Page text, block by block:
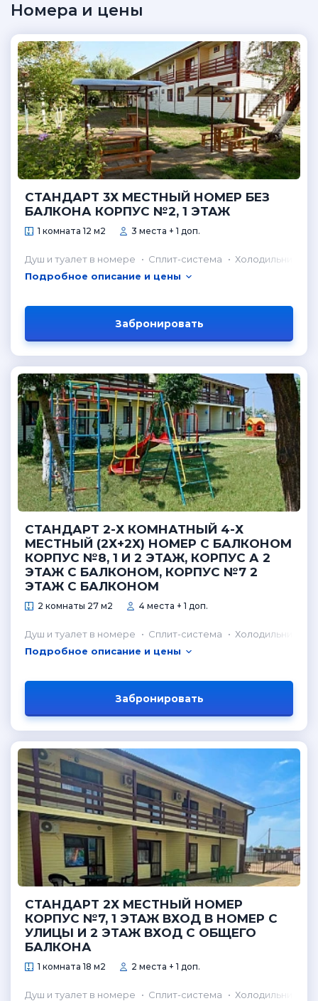
Номера и цены
СТАНДАРТ 3Х МЕСТНЫЙ НОМЕР БЕЗ
БАЛКОНА КОРПУС №2, 1 ЭТАЖ
1 комната 12 м2 3 места + 1 доп.
Душ и туалет в номере Сплит-система
Холодильник в
Подробное описание и цены
Забронировать
СТАНДАРТ 2-Х КОМНАТНЫЙ 4-Х
МЕСТНЫЙ (2Х+2Х) НОМЕР С БАЛКОНОМ
КОРПУС №8, 1 И 2 ЭТАЖ, КОРПУС А 2
ЭТАЖ С БАЛКОНОМ, КОРПУС №7 2
ЭТАЖ С БАЛКОНОМ
2 комнаты 27 м2 4 места + 1 доп.
Душ и туалет в номере Сплит-система
Холодильник в
Подробное описание и цены
Забронировать
СТАНДАРТ 2Х МЕСТНЫЙ НОМЕР
КОРПУС №7, 1 ЭТАЖ ВХОД В НОМЕР С
УЛИЦЫ И 2 ЭТАЖ ВХОД С ОБЩЕГО
БАЛКОНА
1 комната 18 м2 2 места + 1 доп.
Душ и туалет в номере Сплит-система
Холодильник в